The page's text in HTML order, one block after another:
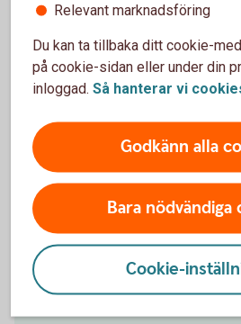
Hur avslutar vi Swish Handel?
Ta del av villkoren för
Ta del av villkoren för Swish
Villkor Swish Handel (pdf)
Relevant marknadsföring
Du kan ta tillbaka ditt cookie-
på cookie-sidan eller under din
inloggad. Så hanterar vi
Godkänn alla
Bara nödvändiga
Cookie-